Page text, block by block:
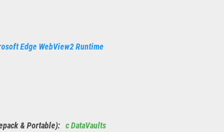
Edge WebView2 Runtime
& Portable): с DataVaults